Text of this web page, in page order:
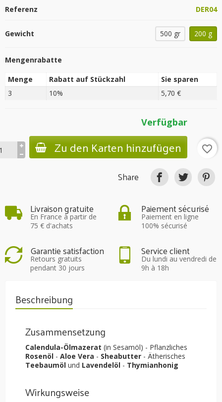
Referenz DER04
Gewicht 500 gr 200 g
Mengenrabatte
Menge Rabatt auf Stückzahl
Sie sparen
3
10% 5,70 €
Verfügbar
Zu den Karten hinzufügen favorite_border
Share
Livraison gratuite
En France à partir de
75 € d'achats
Paiement sécurisé
Paiement en ligne
100% sécurisé
Garantie satisfaction
Retours gratuits
pendant 30 jours
Service client
Du lundi au vendredi de
9h à 18h
Beschreibung
Zusammensetzung
Calendula-Ölmazerat (in Sesamöl) - Pflanzliches
Rosenöl - Aloe Vera - Sheabutter - Ätherisches
Teebaumöl und Lavendelöl - Thymianhonig
Wirkungsweise